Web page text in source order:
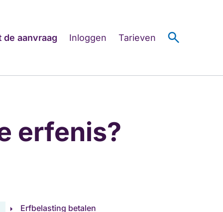
de aanvraag Inloggen Tarieven search
erfenis?
Erfbelasting betalen